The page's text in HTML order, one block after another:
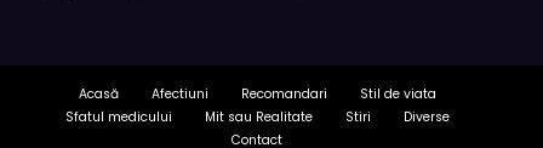
Sfatul medicului
Mit sau Realitate Stiri
Diverse
Contact